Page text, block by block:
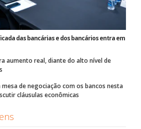
das bancárias e dos bancários entra em
aumento real, diante do alto nível de
de negociação com os bancos nesta
cláusulas econômicas